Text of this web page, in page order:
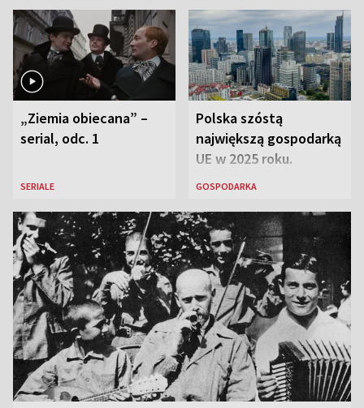
„Ziemia obiecana” –
serial, odc. 1
SERIALE
Polska szóstą
największą gospodarką
UE w 2025 roku.
Najnowsze dane
GOSPODARKA